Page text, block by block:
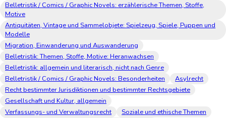
Belletristik / Comics / Graphic Novels: erzählerische Themen, Stoffe,
Motive
Antiquitäten, Vintage und Sammelobjete: Spielzeug, Spiele, Puppen und
Modelle
Migration, Einwanderung und Auswanderung
Belletristik: Themen, Stoffe, Motive: Heranwachsen
Belletristik: allgemein und literarisch, nicht nach Genre
Belletristik / Comics / Graphic Novels: Besonderheiten
Asylrecht
Recht bestimmter Jurisdiktionen und bestimmter Rechtsgebiete
Gesellschaft und Kultur, allgemein
Verfassungs- und Verwaltungsrecht
Soziale und ethische Themen